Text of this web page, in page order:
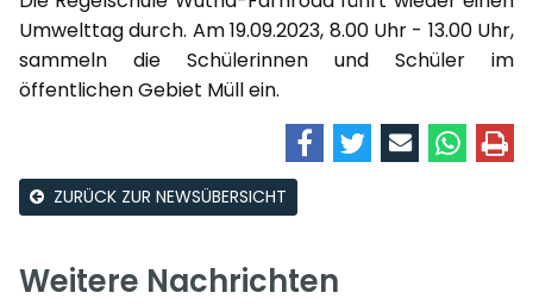
Umwelttag durch. Am 19.09.2023, 8.00 Uhr - 13.00 Uhr,
sammeln die Schülerinnen und Schüler im
öffentlichen Gebiet Müll ein.
ZURÜCK ZUR NEWSÜBERSICHT
Weitere Nachrichten